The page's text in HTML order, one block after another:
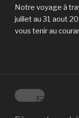
Notre voyage à
juillet au 31 aout
vous tenir au
E-mail